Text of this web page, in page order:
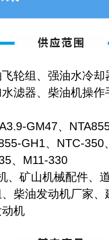
轮组、强油水冷
滤器、柴油机操
GM47、
GH1、NTC-350
、M11-330
、矿山机械配件、
柴油发动机厂家
机